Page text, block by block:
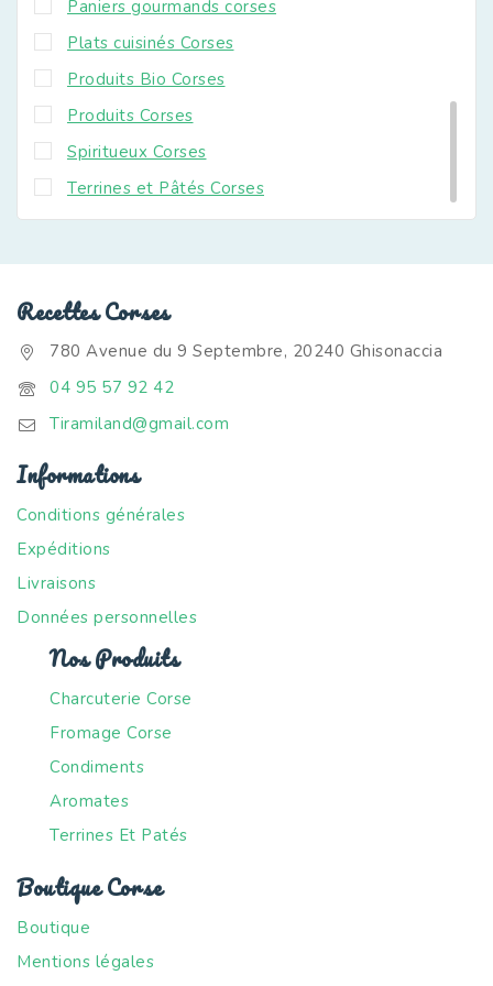
Paniers gourmands corses
Plats cuisinés Corses
Produits Bio Corses
Produits Corses
Spiritueux Corses
Terrines et Pâtés Corses
Recettes Corses
780 Avenue du 9 Septembre, 20240 Ghisonaccia
04 95 57 92 42
Tiramiland@gmail.com
Informations
Conditions générales
Expéditions
Livraisons
Données personnelles
Nos Produits
Charcuterie Corse
Fromage Corse
Condiments
Aromates
Terrines Et Patés
Boutique Corse
Boutique
Mentions légales